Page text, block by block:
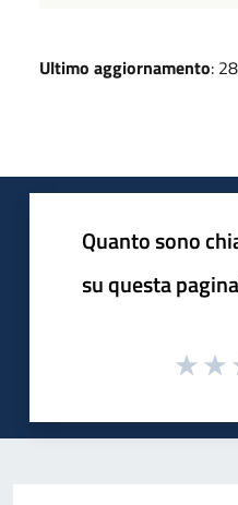
Ultimo aggiornamento:
Quanto sono
su questa